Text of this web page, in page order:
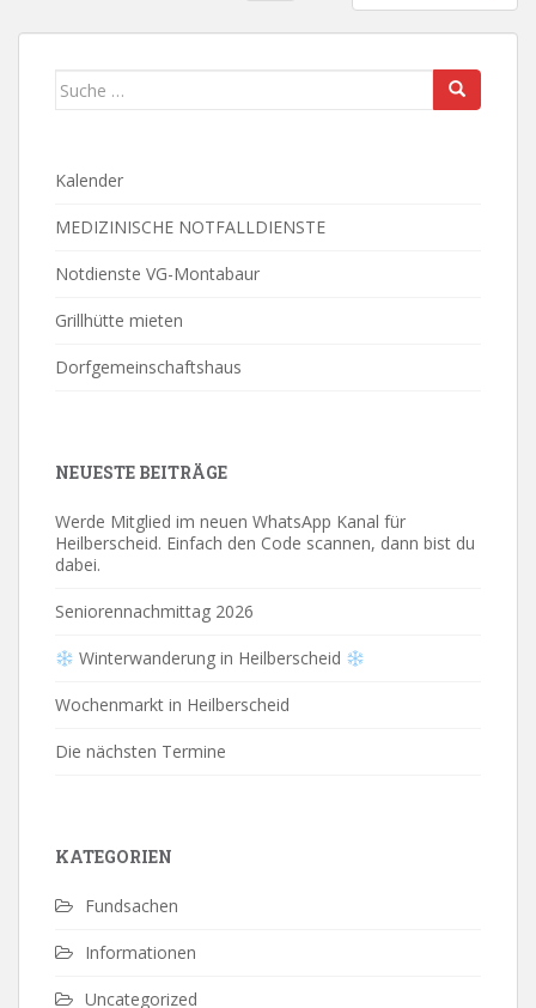
Suche
Kalender
MEDIZINISCHE NOTFALLDIENSTE
Notdienste VG-Montabaur
Grillhütte mieten
Dorfgemeinschaftshaus
NEUESTE BEITRÄGE
Werde Mitglied im neuen WhatsApp Kanal für
Heilberscheid. Einfach den Code scannen, dann bist du
dabei.
Seniorennachmittag 2026
Winterwanderung in Heilberscheid
Wochenmarkt in Heilberscheid
Die nächsten Termine
KATEGORIEN
Fundsachen
Informationen
Uncategorized